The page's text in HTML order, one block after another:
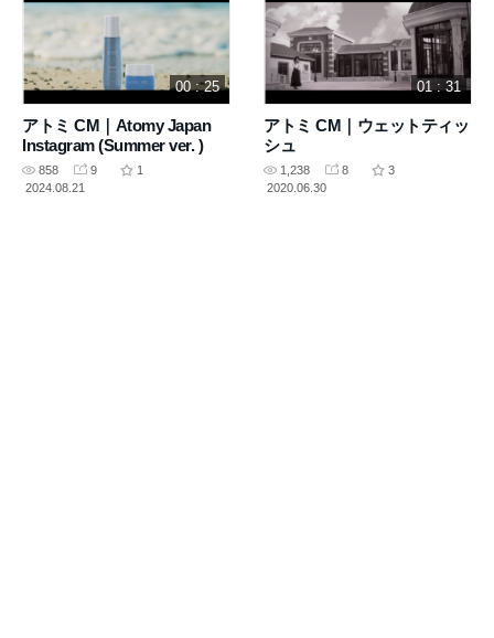
00 : 25
アトミ CM｜Atomy Japan
Instagram (Summer ver. )
858 9
1
2024.08.21
01 : 31
アトミ CM｜ウェットティッ
シュ
1,238 8
3
2020.06.30